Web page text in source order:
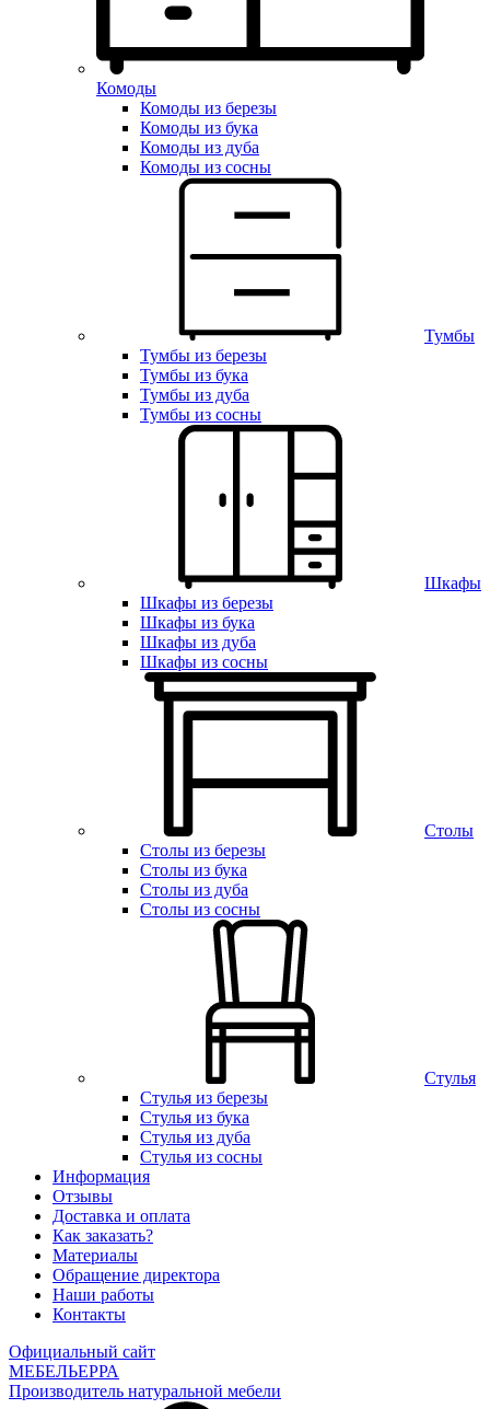
Комоды
Комоды из березы
Комоды из бука
Комоды из дуба
Комоды из сосны
Тумбы
Тумбы из березы
Тумбы из бука
Тумбы из дуба
Тумбы из сосны
Шкафы
Шкафы из березы
Шкафы из бука
Шкафы из дуба
Шкафы из сосны
Столы
Столы из березы
Столы из бука
Столы из дуба
Столы из сосны
Стулья
Стулья из березы
Стулья из бука
Стулья из дуба
Стулья из сосны
Информация
Отзывы
Доставка и оплата
Как заказать?
Материалы
Обращение директора
Наши работы
Контакты
Официальный сайт
МЕБЕЛЬЕРРА
Производитель натуральной мебели